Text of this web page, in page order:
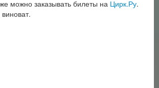
можно заказывать билеты на Цирк.Ру.